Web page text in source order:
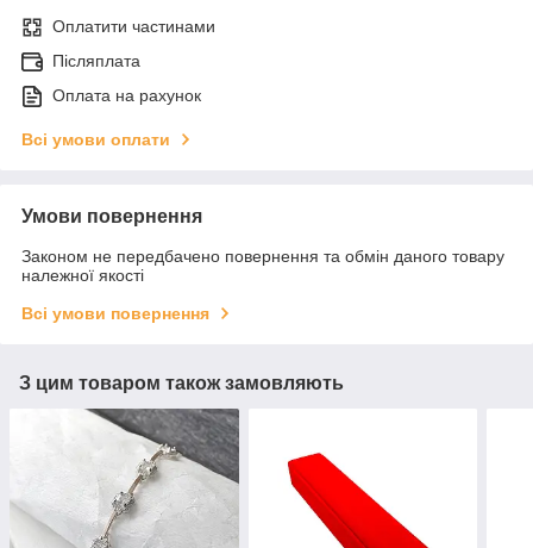
Оплатити частинами
Післяплата
Оплата на рахунок
Всі умови оплати
Умови повернення
Законом не передбачено повернення та обмін даного товару
належної якості
Всі умови повернення
З цим товаром також замовляють